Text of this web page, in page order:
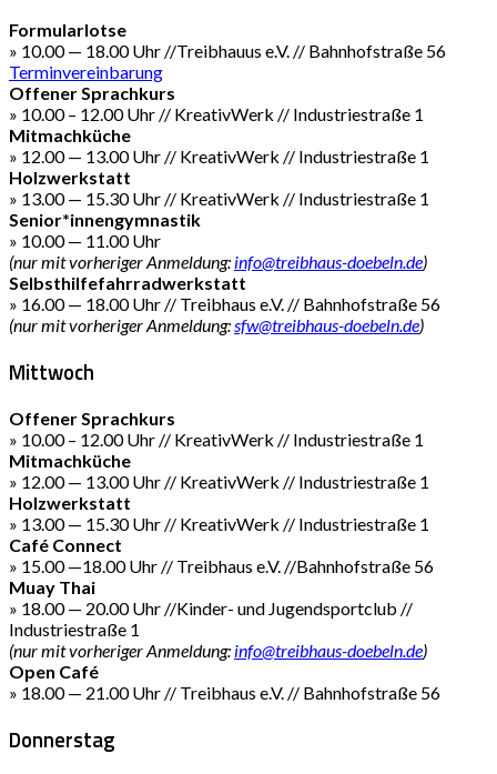
Formularlotse
» 10.00 — 18.00 Uhr //Treibhauus e.V. // Bahnhofstraße 56
Terminvereinbarung
Offener Sprachkurs
» 10.00 – 12.00 Uhr // KreativWerk // Industriestraße 1
Mitmachküche
» 12.00 — 13.00 Uhr // KreativWerk // Industriestraße 1
Holzwerkstatt
» 13.00 — 15.30 Uhr // KreativWerk // Industriestraße 1
Senior*innengymnastik
» 10.00 — 11.00 Uhr
(nur mit vorheriger Anmeldung: info@treibhaus-doebeln.de)
Selbsthilfefahrradwerkstatt
» 16.00 — 18.00 Uhr // Treibhaus e.V. // Bahnhofstraße 56
(nur mit vorheriger Anmeldung: sfw@treibhaus-doebeln.de)
Mittwoch
Offener Sprachkurs
» 10.00 – 12.00 Uhr // KreativWerk // Industriestraße 1
Mitmachküche
» 12.00 — 13.00 Uhr // KreativWerk // Industriestraße 1
Holzwerkstatt
» 13.00 — 15.30 Uhr // KreativWerk // Industriestraße 1
Café Connect
» 15.00 —18.00 Uhr // Treibhaus e.V. //Bahnhofstraße 56
Muay Thai
» 18.00 — 20.00 Uhr //Kinder- und Jugendsportclub //
Industriestraße 1
(nur mit vorheriger Anmeldung: info@treibhaus-doebeln.de)
Open Café
» 18.00 — 21.00 Uhr // Treibhaus e.V. // Bahnhofstraße 56
Donnerstag